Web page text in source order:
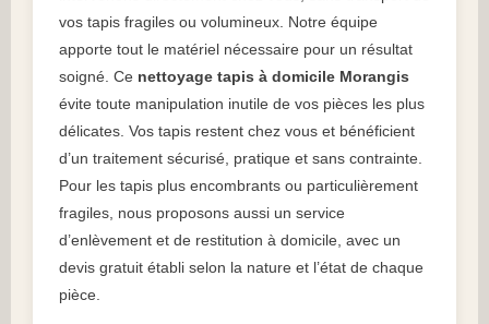
vos tapis fragiles ou volumineux. Notre équipe
apporte tout le matériel nécessaire pour un résultat
soigné. Ce nettoyage tapis à domicile Morangis
évite toute manipulation inutile de vos pièces les plus
délicates. Vos tapis restent chez vous et bénéficient
d’un traitement sécurisé, pratique et sans contrainte.
Pour les tapis plus encombrants ou particulièrement
fragiles, nous proposons aussi un service
d’enlèvement et de restitution à domicile, avec un
devis gratuit établi selon la nature et l’état de chaque
pièce.